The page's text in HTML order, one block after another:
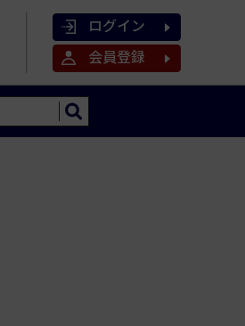
ログイン
会員登録